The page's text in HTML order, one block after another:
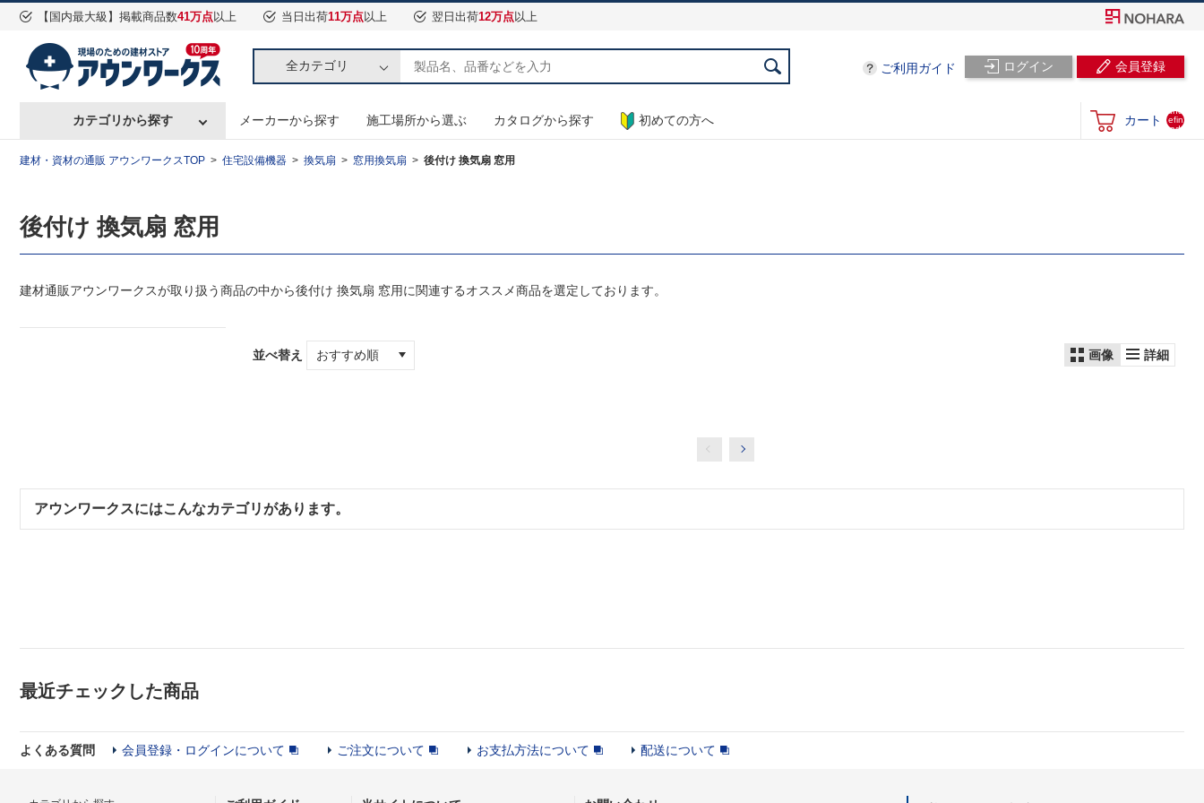
【国内最大級】掲載商品数41万点以上 当日出荷11万点以上 翌日出荷12万点以上
全カテゴリ ログイン 会員登録
ご利用ガイド
カテゴリから探す メーカーから探す 施工場所から選ぶ カタログから探す 初めての方へ カート
und
efin
ed
建材・資材の通販 アウンワークスTOP 住宅設備機器 換気扇 窓用換気扇 後付け 換気扇 窓用
後付け 換気扇 窓用
建材通販アウンワークスが取り扱う商品の中から後付け 換気扇 窓用に関連するオススメ商品を選定しております。
並べ替え 画像 詳細
アウンワークスにはこんなカテゴリがあります。
最近チェックした商品
よくある質問 会員登録・ログインについて ご注文について お支払方法について 配送について